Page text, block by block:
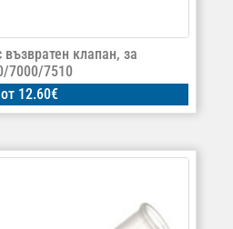
клапан, за
7000/7510
от 12.60€